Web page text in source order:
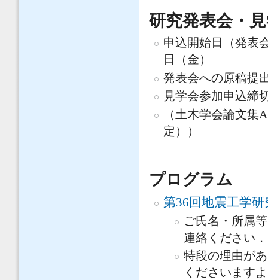
研究発表会・
申込開始日（発表
日（金）
発表会への原稿提
見学会参加申込締
（土木学会論文集
定））
プログラム
第36回地震工学
ご氏名・所属
連絡ください．
特段の理由が
くださいます